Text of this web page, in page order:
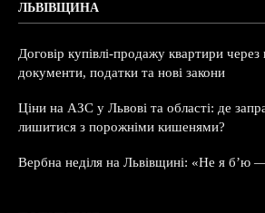
ЛЬВІВЩИНА
Договір купівлі-продажу квартири
документи, податки та нові закони
Ціни на АЗС у Львові та області: де
лишитися з порожніми кишенями?
Вербна неділя на Львівщині: «Не я б’ю